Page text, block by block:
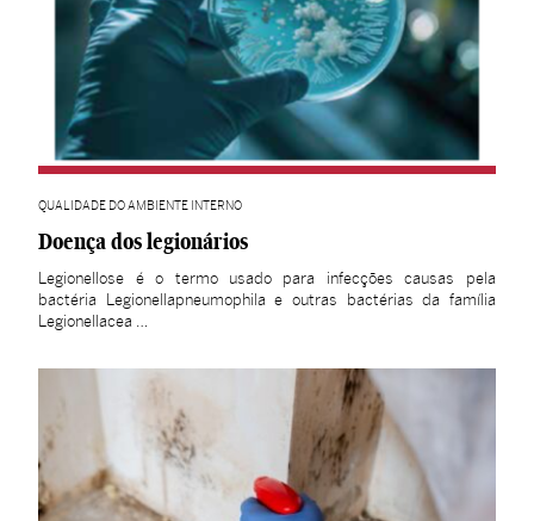
QUALIDADE DO AMBIENTE INTERNO
Doença dos legionários
Legionellose é o termo usado para infecções causas pela
bactéria Legionellapneumophila e outras bactérias da família
Legionellacea …